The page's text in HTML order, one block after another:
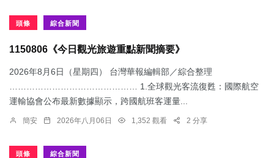
頭條 綜合新聞
1150806《今日觀光旅遊重點新聞摘要》
2026年8月6日（星期四） 台灣華報編輯部／綜合整理
……………………………………… 1.​全球觀光客流復甦：國際航空
運輸協會公布最新數據顯示，跨國航班客運量...
簡安 2026年八月06日 1,352 觀看 2 分享
頭條 綜合新聞